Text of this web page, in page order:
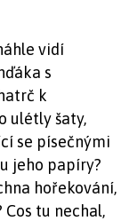
vidí
s
k
ulétly šaty,
se písečnými
jeho papíry?
hořekování,
tu nechal,